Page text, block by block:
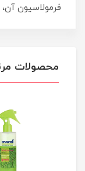
فرمولاسیون
محصولات